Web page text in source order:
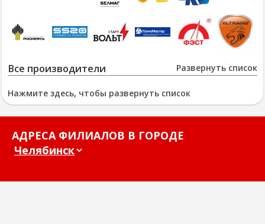
Развернуть список
Все производители
Нажмите здесь, чтобы развернуть список
АДРЕСА ФИЛИАЛОВ В ГОРОДЕ